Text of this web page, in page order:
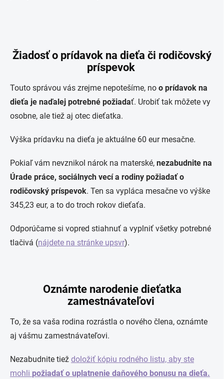
Žiadosť o prídavok na dieťa či rodičovský
príspevok
Touto správou vás zrejme nepotešíme, no o prídavok na
dieťa je naďalej potrebné požiadať. Urobiť tak môžete vy
osobne, ale tiež aj otec dieťatka.
Výška prídavku na dieťa je aktuálne 60 eur mesačne.
Pokiaľ vám nevznikol nárok na materské, nezabudnite na
Úrade práce, sociálnych vecí a rodiny požiadať o
rodičovský príspevok. Ten sa vypláca mesačne vo výške
345,23 eur, a to do troch rokov dieťaťa.
Odporúčame si vopred stiahnuť a vyplniť všetky potrebné
tlačivá (nájdete na stránke upsvr).
Oznámte narodenie dieťatka
zamestnávateľovi
To, že sa vaša rodina rozrástla o nového člena, oznámte
aj vášmu zamestnávateľovi.
Nezabudnite tiež doložiť kópiu rodného listu, aby ste
mohli požiadať o uplatnenie daňového bonusu na dieťa.